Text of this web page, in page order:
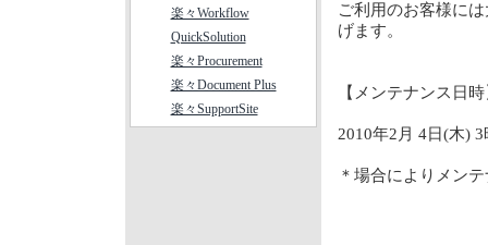
楽々Workflow
QuickSolution
楽々Procurement
楽々Document Plus
楽々SupportSite
ご利用のお客様に
げます。
【メンテナンス日
2010年2月 4日(木
＊場合によりメン